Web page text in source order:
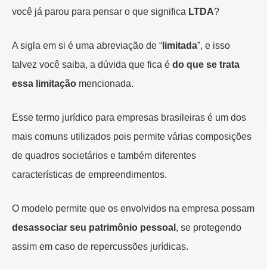
você já parou para pensar o que significa LTDA?
A sigla em si é uma abreviação de “ limitada”, e isso
talvez você saiba, a dúvida que fica é do que se trata
essa limitação mencionada.
Esse termo jurídico para empresas brasileiras é um dos
mais comuns utilizados pois permite várias composições
de quadros societários e também diferentes
características de empreendimentos.
O modelo permite que os envolvidos na empresa possam
desassociar seu patrimônio pessoal , se protegendo
assim em caso de repercussões jurídicas.